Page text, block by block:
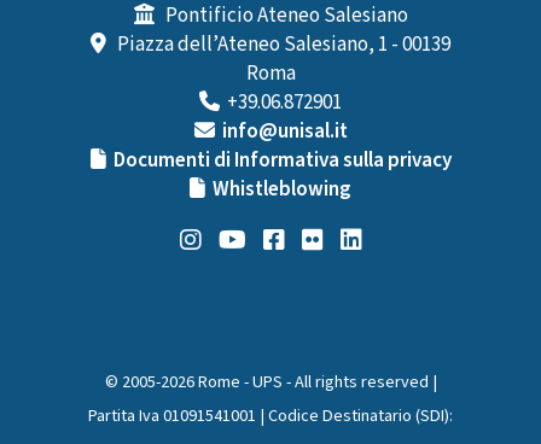
Pontificio Ateneo Salesiano
Piazza dell’Ateneo Salesiano, 1 - 00139
Roma
+39.06.872901
info@unisal.it
Documenti di Informativa sulla privacy
Whistleblowing
© 2005-2026 Rome - UPS - All rights reserved |
Partita Iva 01091541001 | Codice Destinatario (SDI):